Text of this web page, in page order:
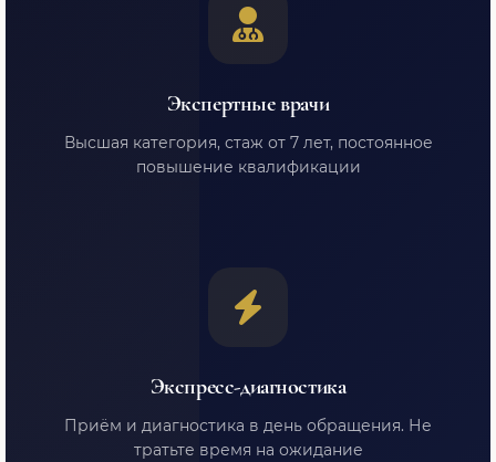
Экспертные врачи
Высшая категория, стаж от 7 лет, постоянное
повышение квалификации
Экспресс-диагностика
Приём и диагностика в день обращения. Не
тратьте время на ожидание